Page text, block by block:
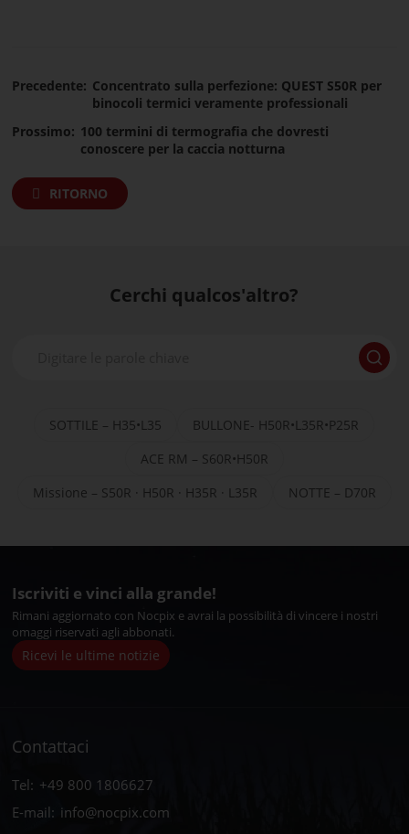
Precedente: Concentrato sulla perfezione: QUEST S50R per
binocoli termici veramente professionali
Prossimo: 100 termini di termografia che dovresti
conoscere per la caccia notturna
RITORNO
Cerchi qualcos'altro?
SOTTILE – H35•L35
BULLONE- H50R•L35R•P25R
ACE RM – S60R•H50R
Missione – S50R · H50R · H35R · L35R
NOTTE – D70R
Iscriviti e vinci alla grande!
Rimani aggiornato con Nocpix e avrai la possibilità di vincere i nostri
omaggi riservati agli abbonati.
Ricevi le ultime notizie
Contattaci
Tel: +49 800 1806627
E-mail: info@nocpix.com